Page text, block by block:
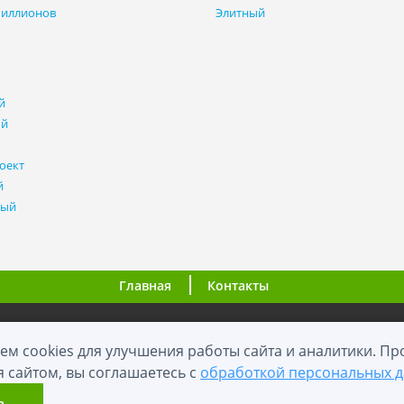
cookies для улучшения работы сайта и аналитики.
сайтом, вы соглашаетесь с обработкой персональных
Элитный
Главная Контакты
ООО "ВНовостройке.ру"
2012 - 2026 0+
сайт носит информационный характер и не является публичной